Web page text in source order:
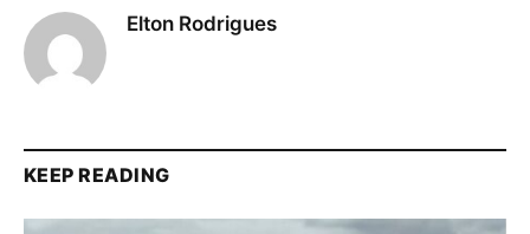
Elton Rodrigues
KEEP READING